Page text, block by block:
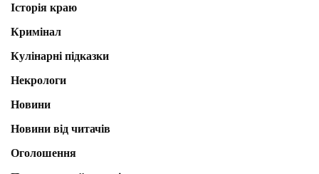
Історія краю
Кримінал
Кулінарні підказки
Некрологи
Новини
Новини від читачів
Оголошення